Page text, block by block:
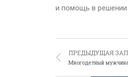
и помощь в решении
ПРЕДЫДУЩАЯ
Многодетный